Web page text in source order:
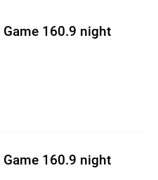
160.9 night
160.9 night